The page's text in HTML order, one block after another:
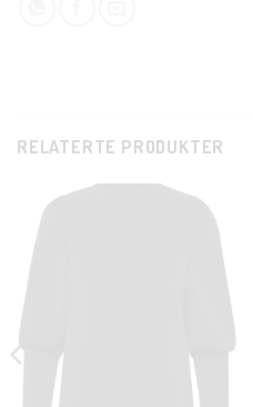
RELATERTE PRODUKTER
En liten